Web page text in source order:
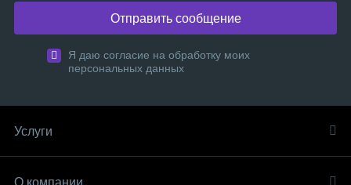
Отправить сообщение
Я даю согласие на обработку моих
персональных данных
Услуги
О компании